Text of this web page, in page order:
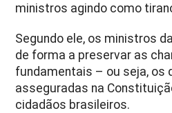
ministros agindo como
Segundo ele, os ministros
de forma a preservar as
fundamentais – ou seja, os
asseguradas na
cidadãos brasileiros.